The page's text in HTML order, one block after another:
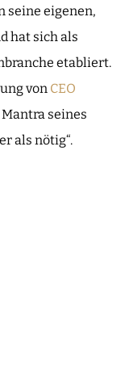
seine eigenen,
hat sich als
etabliert.
von CEO
seines
als nötig“.